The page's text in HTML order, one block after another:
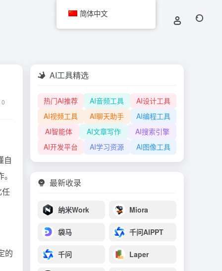
0
自
的
AI工具精选
热门AI推荐 AI音频工具
AI设计工具
AI视频工具
AI聊天助手
AI编程工具
AI智能体
AI文章写作
AI搜索引擎
AI开发平台
AI学习资源 AI图像工具
最新收录
纳米Work Miora
袋马 千问AIPPT
千问 Laper
简体中文